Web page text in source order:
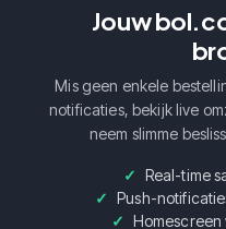
Jouw
Mis geen enkele
notificaties, bekijk live
neem slimme
Real-time
Push-